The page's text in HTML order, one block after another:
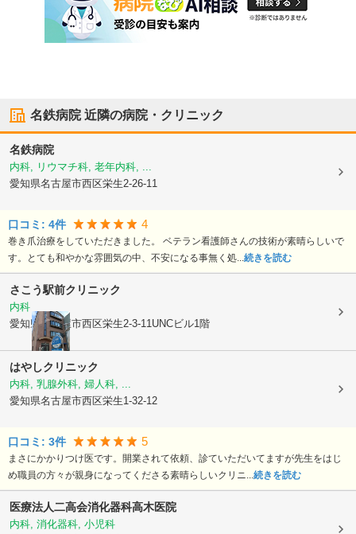
名鉄病院近隣の病院・クリニック
名鉄病院
内科, リウマチ科, 老年内科, ...
愛知県名古屋市西区栄生2-26-11
口コミ: 4件 4
巻き爪治療をしていただきました。 ベテラン看護師さんの技術が素晴らしいで
す。とても和やかな雰囲気の中、不安になる事無く処...続きを読む
さこう駅前クリニック
内科
愛知県名古屋市西区栄生2-3-11UNCビル1階
はやしクリニック
内科, 乳腺外科, 婦人科, ...
愛知県名古屋市西区栄生1-32-12
口コミ: 3件 5
まさにかかりつけ医です。開業されて依頼、診ていただいてますが先生をはじ
め職員の方々が親身になってくださる素晴らしいクリニ...続きを読む
医療法人二高会消化器科高木医院
内科, 消化器科, 小児科